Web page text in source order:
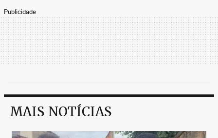
Publicidade
MAIS NOTÍCIAS